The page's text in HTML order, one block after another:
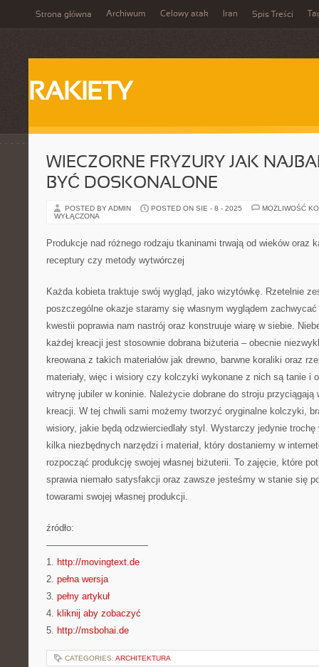
Strona główna Archiwum Celowy atak Iran Spis Treści
RAKIETY
WIECZORNE FRYZURY JAK
BYĆ DOSKONALONE
POSTED BY ADMIN POSTED ON SIE - 8 - 2025
MOŻLIWOŚĆ
WYŁĄCZONA
Produkcje nad różnego rodzaju tkaninami trwają od wieków oraz
receptury czy metody wytwórczej
Każda kobieta traktuje swój wygląd, jako wizytówkę. Rzetelnie
poszczególne okazje staramy się własnym wyglądem
kwestii poprawia nam nastrój oraz konstruuje wiarę w siebie.
każdej kreacji jest stosownie dobrana biżuteria – obecnie
kreowana z takich materiałów jak drewno, barwne koraliki oraz
materiały, więc i wisiory czy kolczyki wykonane z nich są tanie i
witrynę jubiler w koninie. Należycie dobrane do stroju przyciągają
kreacji. W tej chwili sami możemy tworzyć oryginalne kolczyki,
wisiory, jakie będą odzwierciedlały styl. Wystarczy jedynie
kilka niezbędnych narzędzi i materiał, który dostaniemy w
rozpocząć produkcję swojej własnej biżuterii. To zajęcie, które
sprawia niemało satysfakcji oraz zawsze jesteśmy w stanie się
towarami swojej własnej produkcji.
źródło:
———————————
1. http://movingtext.de
2. pełna wersja
3. pełny artykuł
4. kliknij aby zobaczyć
5. http://msbohai.de
CATEGORIES: ARCHITEKTURA